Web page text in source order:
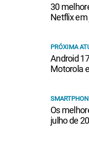
30
Netflix em
PRÓXIMA
Android
Motorola
Os
julho de